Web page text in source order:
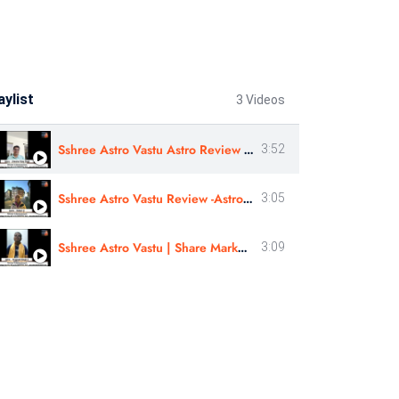
3 Videos
Sshree Astro Vastu Astro Review | Business Consultation |Astro - Jitendra Vijay Singh Ji In Hindi 3:52
Sshree Astro Vastu Review -Astro- Kishori Ji | Financial Astrology | In English 3:05
Sshree Astro Vastu | Share Market , Financial astrology |Astro - Pragnesh Singh Ji SSAV Review 3:09